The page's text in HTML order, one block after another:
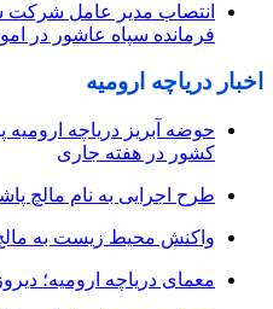
انتصاب مدیر عامل شرکت
فرمانده سپاه عاشور در
اخبار دریاچه ارومیه
حوضه آبریز دریاچه
کشور در هفته جاری
طرح اجرایی به نام مالچ
واکنش محیط زیست به
معمای دریاچه ارومیه؛